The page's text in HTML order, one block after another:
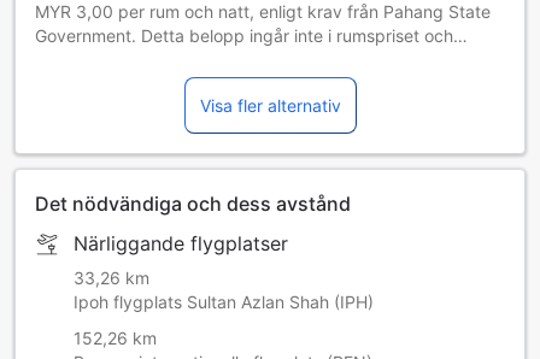
MYR 3,00 per rum och natt, enligt krav från Pahang State
Government. Detta belopp ingår inte i rumspriset och
Visa fler alternativ
Det nödvändiga och dess avstånd
Närliggande flygplatser
33,26 km
Ipoh flygplats Sultan Azlan Shah (IPH)
152,26 km